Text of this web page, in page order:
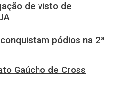
pódios na 2ª
Gaúcho de Cross
de visto de